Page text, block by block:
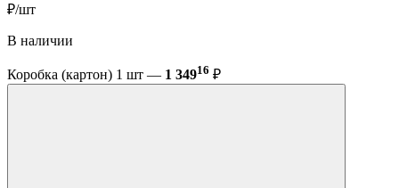
₽/шт
В наличии
Коробка (картон) 1 шт — 1 34916 ₽